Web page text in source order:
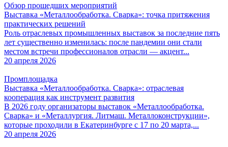
Обзор прошедших мероприятий
Выставка «Металлообработка. Сварка»: точка притяжения
практических решений
Роль отраслевых промышленных выставок за последние пять
лет существенно изменилась: после пандемии они стали
местом встречи профессионалов отрасли — акцент...
20 апреля 2026
Промплощадка
Выставка «Металлообработка. Сварка»: отраслевая
кооперация как инструмент развития
В 2026 году организаторы выставок «Металлообработка.
Сварка» и «Металлургия. Литмаш. Металлоконструкции»,
которые проходили в Екатеринбурге с 17 по 20 марта,...
20 апреля 2026